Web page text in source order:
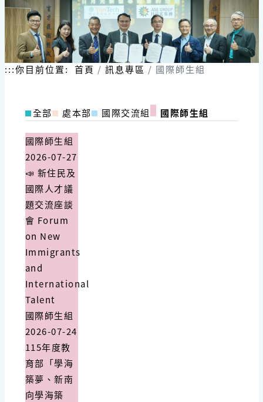
:::你目前位置: 首頁 訊息專區 國際師生組
全部 處本部 國際交流組 國際師生組
國際師生組
2026-07-27
📣 新住民及
國際人才議
題交流座談
會 Forum
on New
Immigrants
and
International
Talent
國際師生組
2026-07-24
115年度教
育部「學海
築夢、新南
向學海築